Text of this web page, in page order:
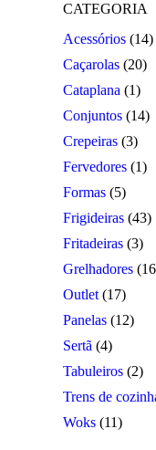
CATEGORIA
Acessórios (14)
Caçarolas (20)
Cataplana (1)
Conjuntos (14)
Crepeiras (3)
Fervedores (1)
Formas (5)
Frigideiras (43)
Fritadeiras (3)
Grelhadores
Outlet (17)
Panelas (12)
Sertã (4)
Tabuleiros (2)
Trens de
Woks (11)